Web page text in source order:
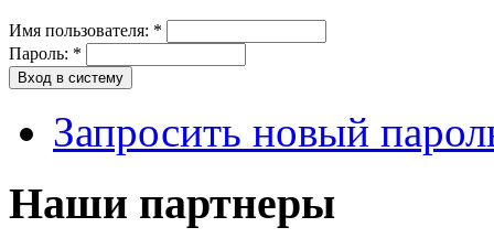
Имя пользователя: *
Пароль: *
Запросить новый
Наши партнеры